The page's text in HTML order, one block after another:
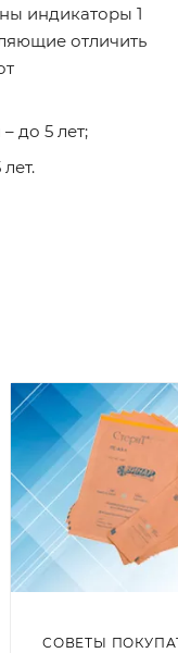
индикаторы 1
отличить
до 5 лет;
СОВЕТЫ